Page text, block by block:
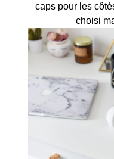
caps pour les
choisi